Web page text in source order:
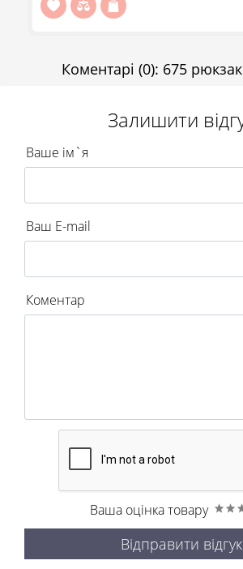
Коментарі (0): 675
Залишити
Ваше ім`я
Ваш E-mail
Коментар
Ваша оцінка товару
Відправити відгук